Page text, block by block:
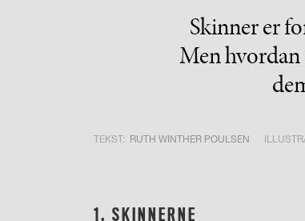
Skinner er
Men hvordan
TEKST: RUTH WINTHER POULSEN
1. SKINNERNE